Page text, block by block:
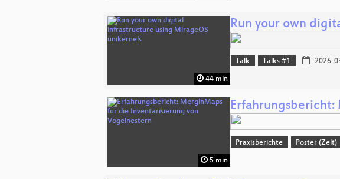
44 min
Run your own
Talk Talks #1 2026-
5 min
Praxisberichte Poster (Zelt)